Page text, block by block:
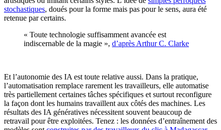
stochastiques, doués pour la forme mais pas pour le sens, aura été
retenue par certains.
« Toute technologie suffisamment avancée est
indiscernable de la magie », d’après Arthur C. Clarke
Et l’autonomie des IA est toute relative aussi. Dans la pratique,
l’automatisation remplace rarement les travailleurs, elle automatise
très partiellement certaines tâches spécifiques et surtout reconfigure
la façon dont les humains travaillent aux côtés des machines. Les
résultats des IA génératives nécessitent souvent beaucoup de
retravail pour être exploitées. Tenez : les données d’entraînement des